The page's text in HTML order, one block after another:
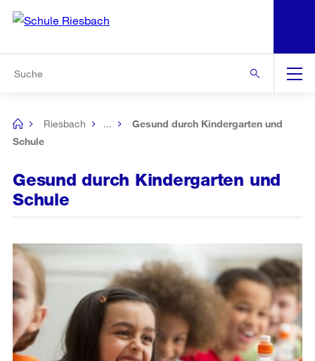
Navigation
[no
title]
Riesbach ...
Gesund durch Kindergarten und
Schule
Gesund durch Kindergarten und
Schule